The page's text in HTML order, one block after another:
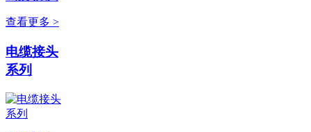
查看更多 >
电缆接头
系列